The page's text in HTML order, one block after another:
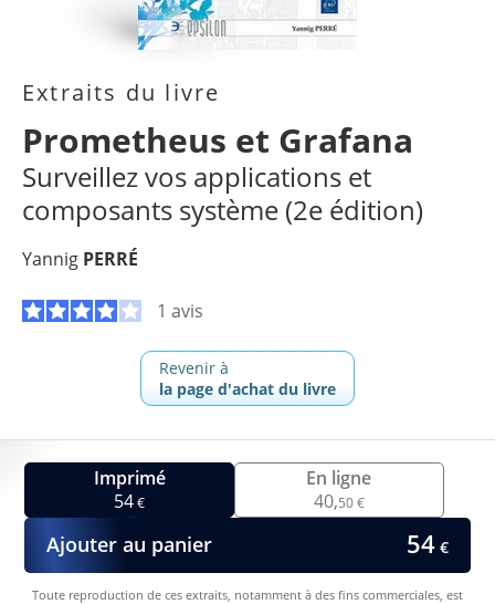
Extraits du livre
Prometheus et Grafana
Surveillez vos applications et
composants système (2e édition)
Yannig PERRÉ
1 avis
Revenir à
la page d'achat du livre
Imprimé
54€
En ligne
40,50 €
Ajouter au panier 54€
Toute reproduction de ces extraits, notamment à des fins commerciales, est